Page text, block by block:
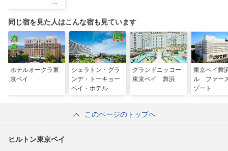
同じ宿を見た人はこんな宿も見ています
ホテルオークラ東
京ベイ
シェラトン・グラ
ンデ・トーキョー
ベイ・ホテル
グランドニッコー
東京ベイ 舞浜
東京ベイ舞
ル ファー
ゾート
このページのトップへ
ヒルトン東京ベイ